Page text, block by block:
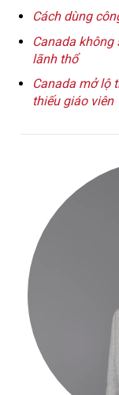
Cách dùng
Canada
lãnh thổ
Canada mở lộ
thiếu giáo viên